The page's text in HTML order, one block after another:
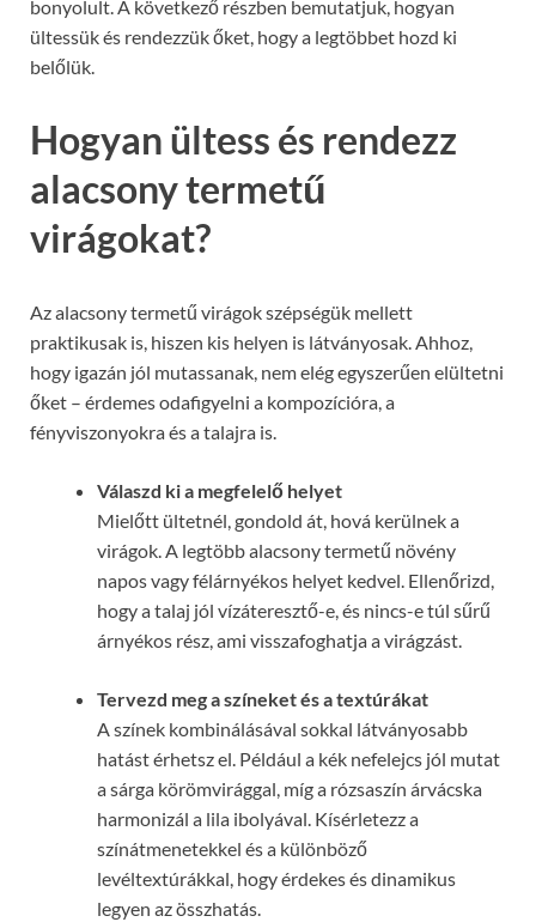
bonyolult. A következő részben bemutatjuk, hogyan
ültessük és rendezzük őket, hogy a legtöbbet hozd ki
belőlük.
Hogyan ültess és rendezz
alacsony termetű
virágokat?
Az alacsony termetű virágok szépségük mellett
praktikusak is, hiszen kis helyen is látványosak. Ahhoz,
hogy igazán jól mutassanak, nem elég egyszerűen elültetni
őket – érdemes odafigyelni a kompozícióra, a
fényviszonyokra és a talajra is.
Válaszd ki a megfelelő helyet
Mielőtt ültetnél, gondold át, hová kerülnek a
virágok. A legtöbb alacsony termetű növény
napos vagy félárnyékos helyet kedvel. Ellenőrizd,
hogy a talaj jól vízáteresztő-e, és nincs-e túl sűrű
árnyékos rész, ami visszafoghatja a virágzást.
Tervezd meg a színeket és a textúrákat
A színek kombinálásával sokkal látványosabb
hatást érhetsz el. Például a kék nefelejcs jól mutat
a sárga körömvirággal, míg a rózsaszín árvácska
harmonizál a lila ibolyával. Kísérletezz a
színátmenetekkel és a különböző
levéltextúrákkal, hogy érdekes és dinamikus
legyen az összhatás.